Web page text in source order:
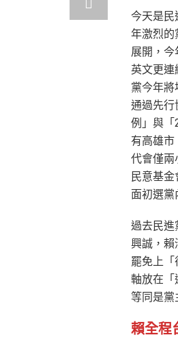
今天是民
年激烈的
展開，
英文更連
黨今年
通過先行
例」與「
有高雄市
代會僅兩
民意基
面初選黨
過去民進
興誠，賴
罷免上
軸放在「
等同是黨
賴全程